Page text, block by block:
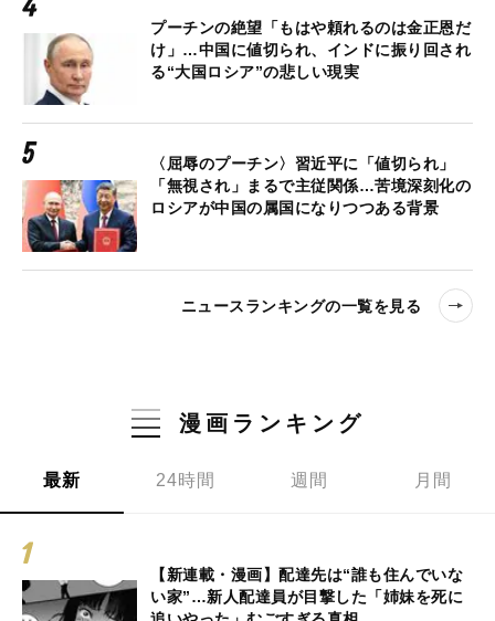
プーチンの絶望「もはや頼れるのは金正恩だ
け」…中国に値切られ、インドに振り回され
る“大国ロシア”の悲しい現実
〈屈辱のプーチン〉習近平に「値切られ」
「無視され」まるで主従関係…苦境深刻化の
ロシアが中国の属国になりつつある背景
ニュースランキングの一覧を見る
漫画ランキング
最新 24時間 週間 月間
【新連載・漫画】配達先は“誰も住んでいな
い家”…新人配達員が目撃した「姉妹を死に